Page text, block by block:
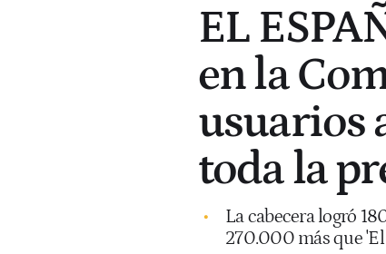
EL
en la
usuarios
toda la
La cabecera logró
270.000 más que 'El